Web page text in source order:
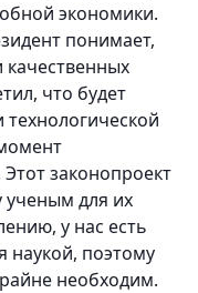
экономики.
понимает,
качественных
что будет
законопроект
ученым для их
у нас есть
наукой, поэтому
необходим.